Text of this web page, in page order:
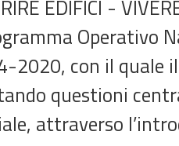
EDIFICI -
Operativo
2020, con il quale
questioni
attraverso